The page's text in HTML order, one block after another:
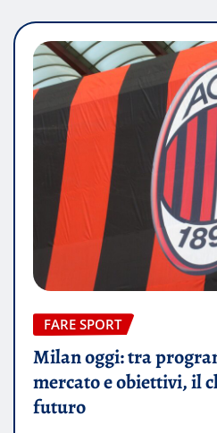
FARE SPORT
Milan oggi: tra
mercato e obiettivi, il
futuro